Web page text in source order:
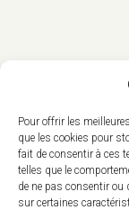
Pour offrir les
que les cookies pour
fait de consentir à ces
telles que le
de ne pas consentir ou
sur certaines